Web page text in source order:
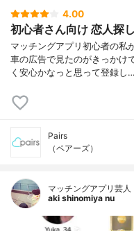
4.00
初心者さん向け 恋人探
マッチングアプリ初心者の私
車の広告で見たのがきっかけ
く安心かなっと思って登録し…
Pairs
（ペアーズ）
マッチングアプリ芸人
aki shinomiya nu